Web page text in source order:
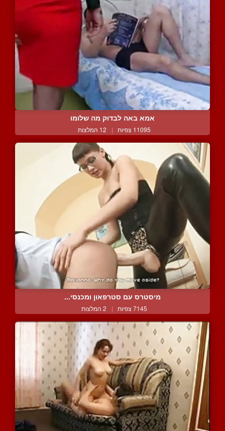
אמא באה לבדוק מה שלומו
11095 צפיות | 12 המלצות
מיסטרס עם סטרפאון ומכנסי...
7145 צפיות | 2 המלצות